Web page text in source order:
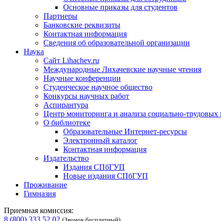
Основные приказы для студентов
Партнеры
Банковские реквизиты
Контактная информация
Сведения об образовательной организации
Наука
Сайт Lihachev.ru
Международные Лихачевские научные чтения
Научные конференции
Студенческое научное общество
Конкурсы научных работ
Аспирантура
Центр мониторинга и анализа социально-трудовых
О библиотеке
Образовательные Интернет-ресурсы
Электронный каталог
Контактная информация
Издательство
Издания СПбГУП
Новые издания СПбГУП
Проживание
Гимназия
Приемная комиссия:
8 (800) 333 52 02